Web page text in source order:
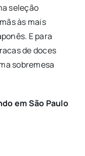
seleção
às mais
E para
de doces
sobremesa
em São Paulo